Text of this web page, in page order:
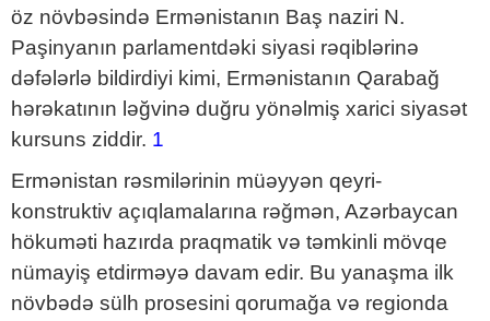
öz növbəsində Ermənistanın Baş naziri N.
Paşinyanın parlamentdəki siyasi rəqiblərinə
dəfələrlə bildirdiyi kimi, Ermənistanın Qarabağ
hərəkatının ləğvinə duğru yönəlmiş xarici siyasət
kursuns ziddir. 1
Ermənistan rəsmilərinin müəyyən qeyri-
konstruktiv açıqlamalarına rəğmən, Azərbaycan
hökuməti hazırda praqmatik və təmkinli mövqe
nümayiş etdirməyə davam edir. Bu yanaşma ilk
növbədə sülh prosesini qorumağa və regionda